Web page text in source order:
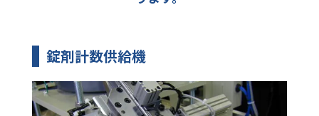
錠剤計数供給機